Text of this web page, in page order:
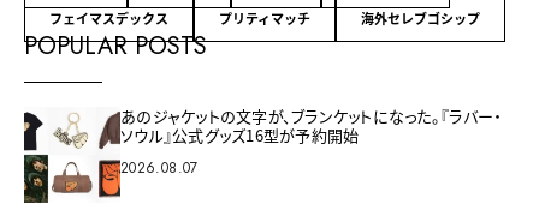
フェイマスデックス
プリティマッチ 海外セレブゴシップ
POPULAR POSTS
あのジャケットの文字が、ブランケットになった。『ラバー・
ソウル』公式グッズ16型が予約開始
2026.08.07